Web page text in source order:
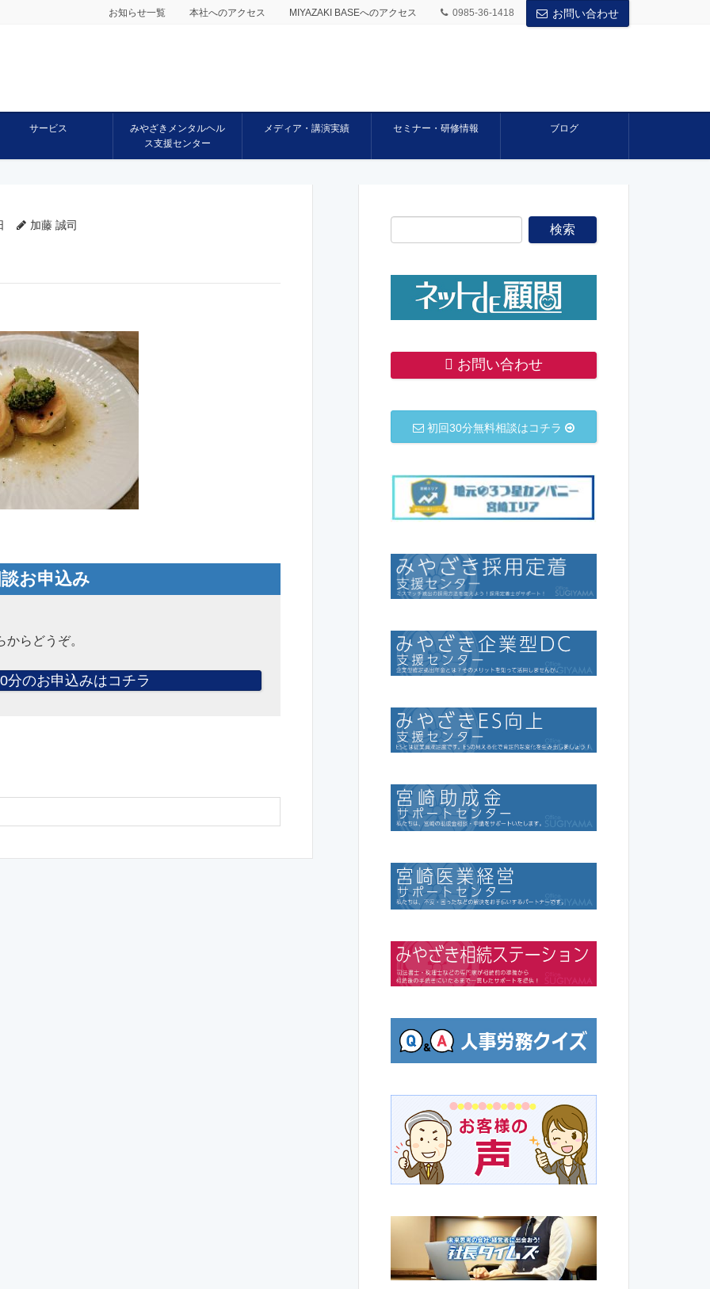
お知らせ一覧 本社へのアクセス MIYAZAKI BASEへのアクセス 0985-36-1418 お問い合わせ
サービス
みやざきメンタルヘル
ス支援センター
メディア・講演実績 セミナー・研修情報 ブログ
加藤 誠司
お申込み
らどうぞ。
のお申込みはコチラ
お問い合わせ
初回30分無料相談はコチラ